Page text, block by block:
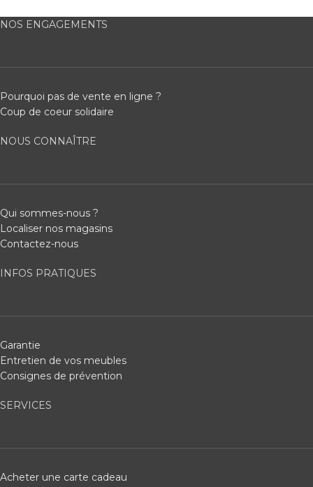
NOS ENGAGEMENTS
Pourquoi pas de vente en ligne ?
Coup de coeur solidaire
NOUS CONNAÎTRE
Qui sommes-nous ?
Localiser nos magasins
Contactez-nous
INFOS PRATIQUES
Garantie
Entretien de vos meubles
Consignes de prévention
SERVICES
Acheter une carte cadeau